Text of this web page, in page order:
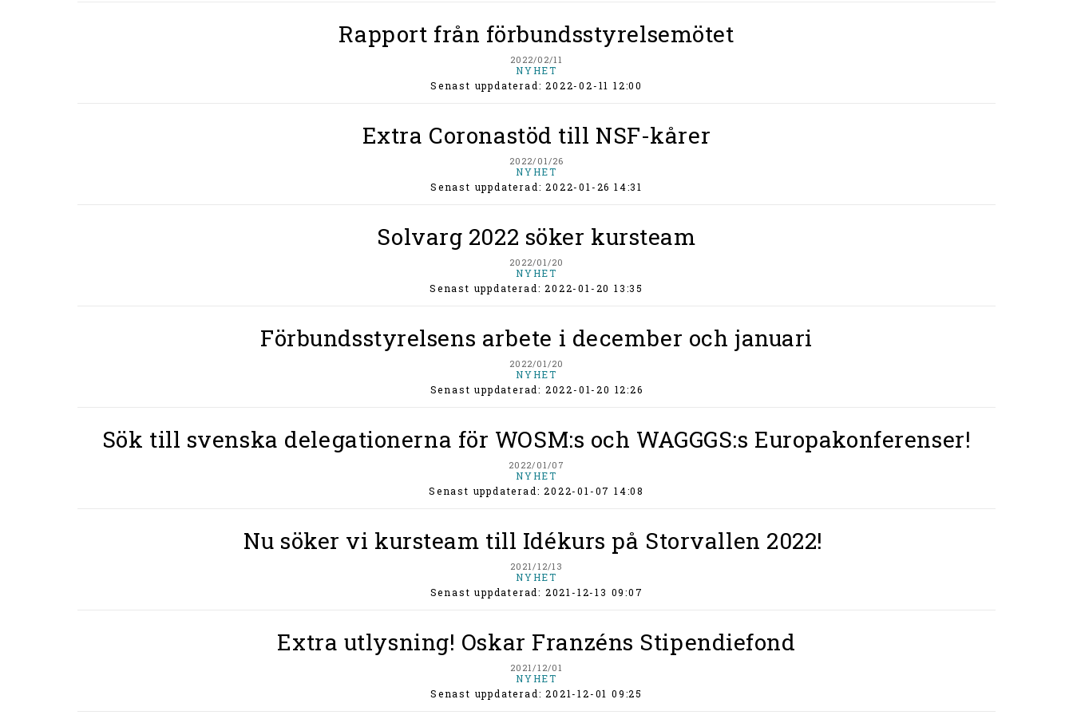
Rapport från förbundsstyrelsemötet
2022/02/11
NYHET
Senast uppdaterad: 2022-02-11 12:00
Extra Coronastöd till NSF-kårer
2022/01/26
NYHET
Senast uppdaterad: 2022-01-26 14:31
Solvarg 2022 söker kursteam
2022/01/20
NYHET
Senast uppdaterad: 2022-01-20 13:35
Förbundsstyrelsens arbete i december och januari
2022/01/20
NYHET
Senast uppdaterad: 2022-01-20 12:26
Sök till svenska delegationerna för WOSM:s och WAGGGS:s Europakonferenser!
2022/01/07
NYHET
Senast uppdaterad: 2022-01-07 14:08
Nu söker vi kursteam till Idékurs på Storvallen 2022!
2021/12/13
NYHET
Senast uppdaterad: 2021-12-13 09:07
Extra utlysning! Oskar Franzéns Stipendiefond
2021/12/01
NYHET
Senast uppdaterad: 2021-12-01 09:25